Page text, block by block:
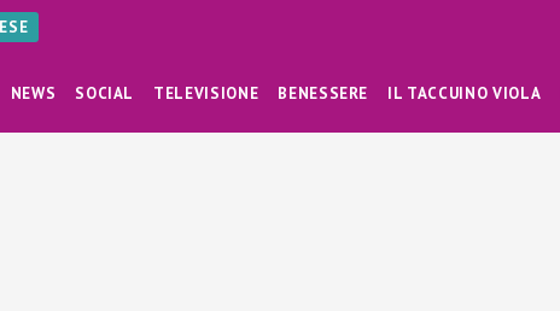
NEWS SOCIAL TELEVISIONE BENESSERE IL TACCUINO VIOLA